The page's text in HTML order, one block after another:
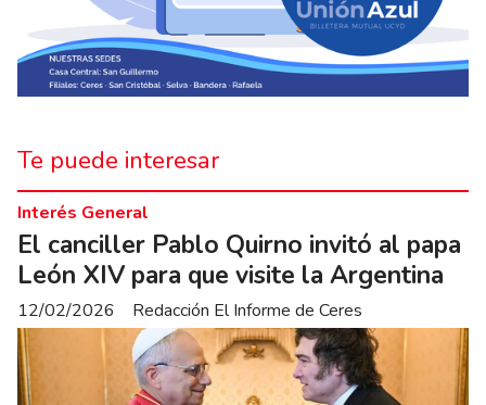
Te puede interesar
El canciller Pablo Quirno invitó al papa
León XIV para que visite la Argentina
Redacción El Informe de Ceres
Interés General
12/02/2026